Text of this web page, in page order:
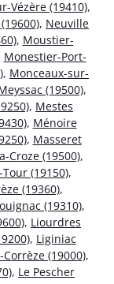
Vézère (19410),
, Neuville
, Moustier-
Monestier-Port-
, Monceaux-sur-
(19500),
, Mestes
, Ménoire
, Masseret
Croze (19500),
(19150),
(19360),
(19310),
, Liourdres
, Liginiac
(19000),
, Le Pescher